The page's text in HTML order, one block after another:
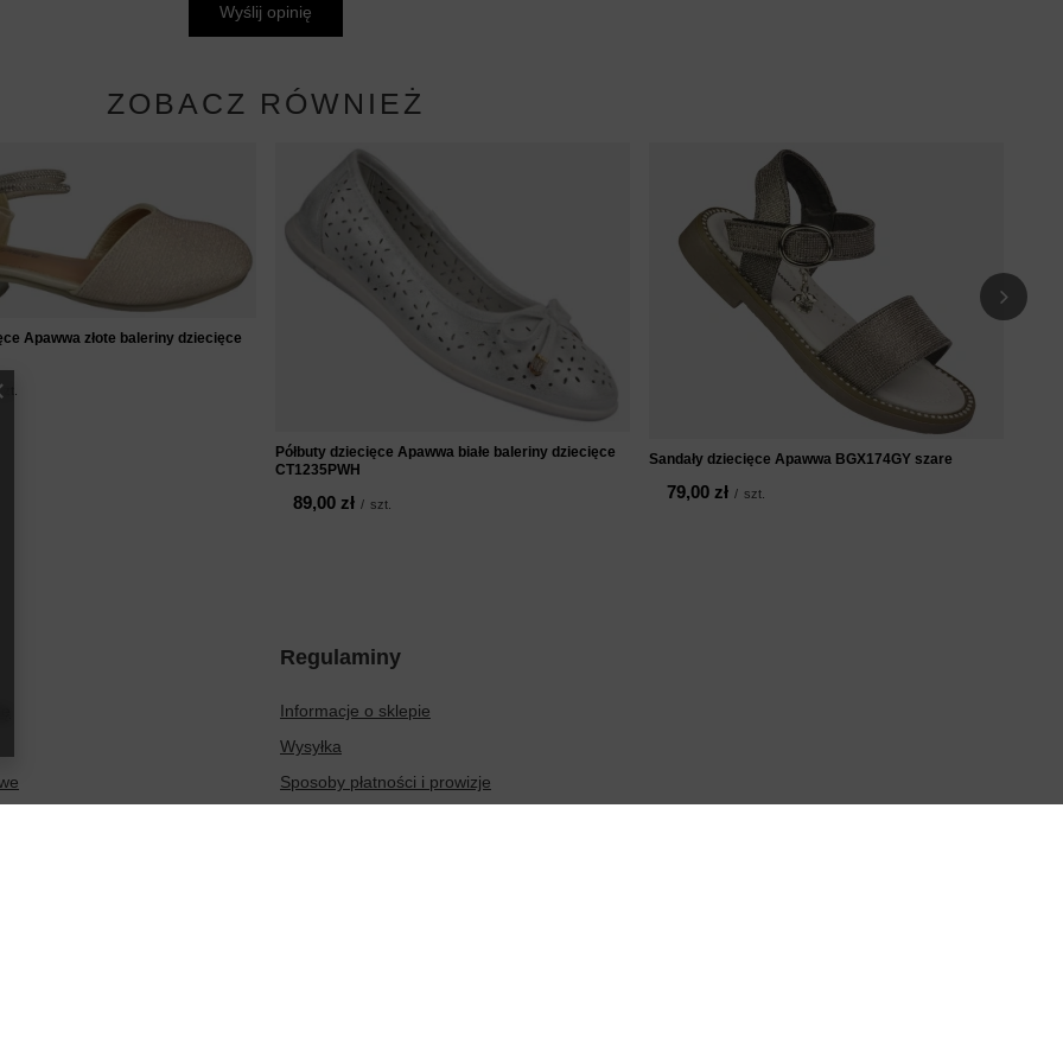
Wyślij opinię
ZOBACZ RÓWNIEŻ
Apawwa złote baleriny dziecięce
Półbuty dziecięce Apawwa białe baleriny dziecięce
CT1235PWH
89,00 zł / szt.
Sandały dziecięce Apawwa BGX174GY szare
79,00 zł / szt.
Regulaminy
Informacje o sklepie
Wysyłka
Sposoby płatności i prowizje